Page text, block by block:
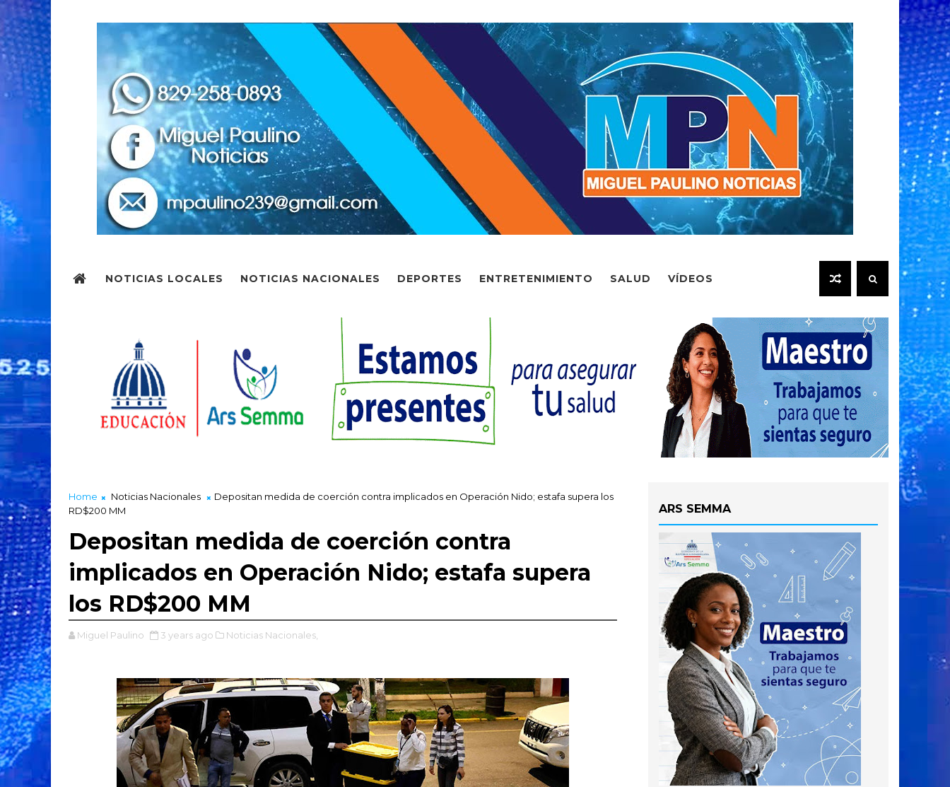
NOTICIAS LOCALES NOTICIAS NACIONALES DEPORTES ENTRETENIMIENTO SALUD VÍDEOS
Home Noticias Nacionales
Depositan medida de coerción contra implicados en Operación Nido; estafa supera los
RD$200 MM
Depositan medida de coerción contra
implicados en Operación Nido; estafa supera
los RD$200 MM
Miguel Paulino 3 years ago Noticias Nacionales,
ARS SEMMA